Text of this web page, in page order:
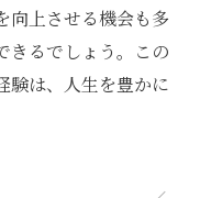
向上させる機会も多
きるでしょう。この
験は、人生を豊かに